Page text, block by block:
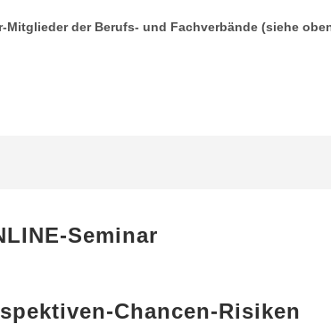
der Berufs- und Fachverbände (siehe
Seminar
Chancen-Risiken